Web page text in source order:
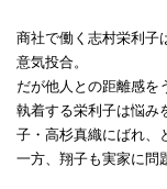
商社で働く志村栄利子
意気投合。
だが他人との距離感を
執着する栄利子は悩み
子・高杉真織にばれ、
一方、翔子も実家に問